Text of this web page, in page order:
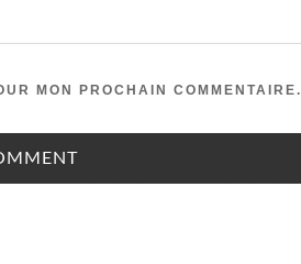
MON PROCHAIN COMMENTAIRE.